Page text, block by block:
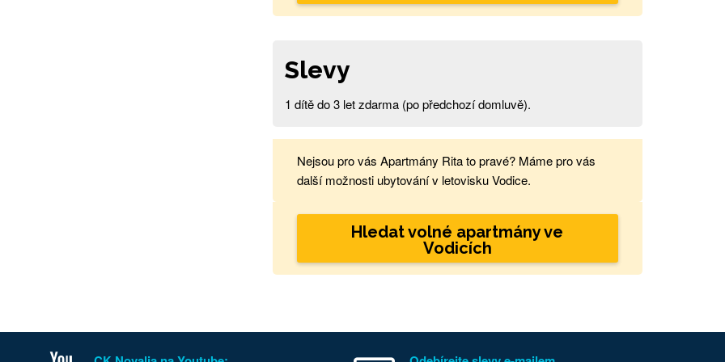
Slevy
1 dítě do 3 let zdarma (po předchozí domluvě).
Nejsou pro vás Apartmány Rita to pravé? Máme pro vás
další možnosti ubytování v letovisku Vodice.
Hledat volné apartmány ve
Vodicích